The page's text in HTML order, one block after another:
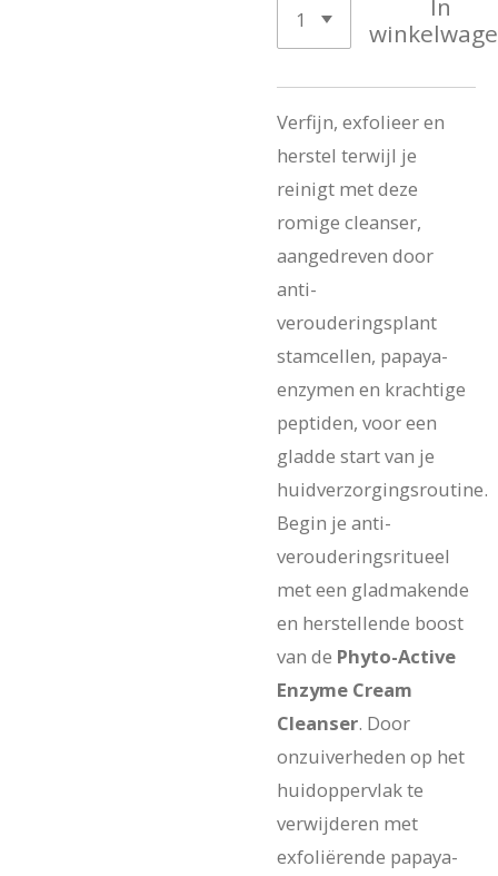
In
Verfijn, exfolieer en
herstel terwijl je
reinigt met deze
romige cleanser,
aangedreven door
anti-
verouderingsplant
stamcellen, papaya-
enzymen en krachtige
peptiden, voor een
gladde start van je
huidverzorgingsroutine.
Begin je anti-
verouderingsritueel
met een gladmakende
en herstellende boost
van de Phyto-Active
Enzyme Cream
Cleanser. Door
onzuiverheden op het
huidoppervlak te
verwijderen met
exfoliërende papaya-